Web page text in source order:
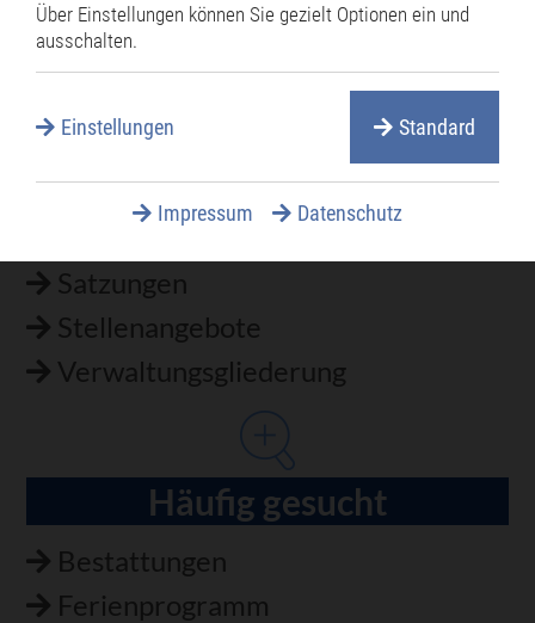
Termine online reservieren
Öffentliche Bekanntmachungen
Satzungen
Stellenangebote
Verwaltungsgliederung
Häufig gesucht
Bestattungen
Ferienprogramm
Über Einstellungen können Sie gezielt Optionen ein und
ausschalten.
Einstellungen Standard
Impressum Datenschutz